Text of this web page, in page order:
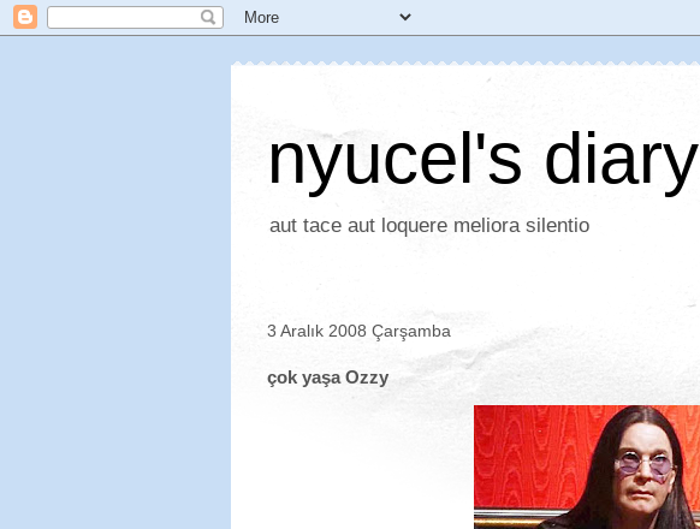
nyucel's diary
aut tace aut loquere meliora silentio
3 Aralık 2008 Çarşamba
çok yaşa Ozzy